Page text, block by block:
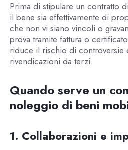
Prima di stipulare un contratto
il bene sia effettivamente di
che non vi siano vincoli o
prova tramite fattura o
riduce il rischio di controversie
rivendicazioni da terzi.
Quando serve un
noleggio di beni
1. Collaborazioni e